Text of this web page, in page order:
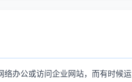
办公或访问企业网站，而有时候运